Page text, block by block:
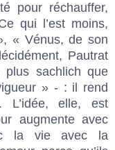
pour réchauffer,
qui l’est moins,
« Vénus, de son
Pautrat
sachlich que
» - : il rend
elle, est
augmente avec
la vie avec la